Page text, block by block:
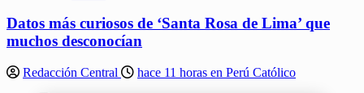
Datos más curiosos de ‘Santa Rosa de Lima’ que
muchos desconocían
Redacción Central hace 11 horas en Perú Católico